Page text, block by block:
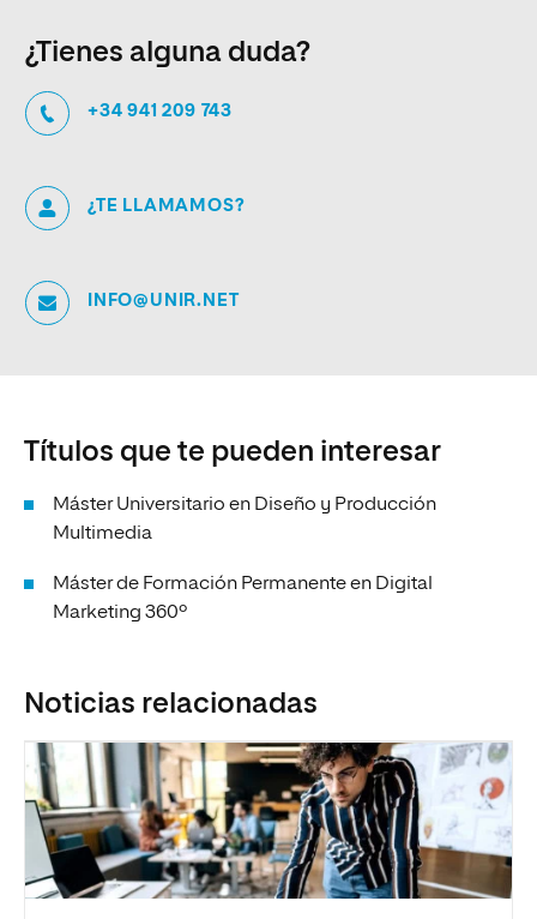
¿Tienes alguna duda?
+34 941 209 743
¿TE LLAMAMOS?
INFO@UNIR.NET
Títulos que te pueden interesar
Máster Universitario en Diseño y Producción
Multimedia
Máster de Formación Permanente en Digital
Marketing 360º
Noticias relacionadas